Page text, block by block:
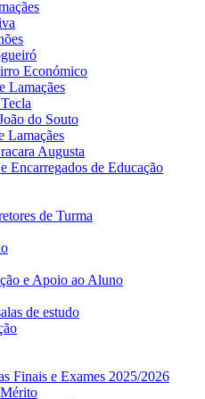
Económico
Lamaçães
do Souto
Lamaçães
Augusta
Encarregados de Educação
de Turma
e Apoio ao Aluno
de estudo
Finais e Exames 2025/2026